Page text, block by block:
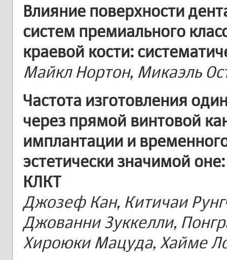
Влияние поверхности
систем премиального
краевой кости:
Майкл Нортон, Микаэль
Частота изготовления
через прямой винтовой
имплантации и
эстетически значимой
КЛКТ
Джозеф Кан, Китичаи
Джованни Зуккелли,
Хироюки Мацуда, Хайме